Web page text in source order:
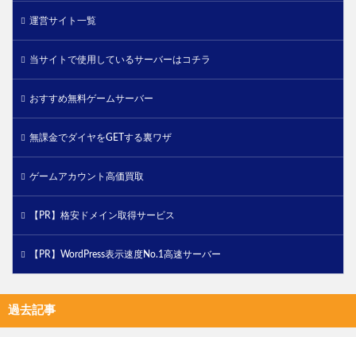
運営サイト一覧
当サイトで使用しているサーバーはコチラ
おすすめ無料ゲームサーバー
無課金でダイヤをGETする裏ワザ
ゲームアカウント高価買取
【PR】格安ドメイン取得サービス
【PR】WordPress表示速度No.1高速サーバー
過去記事